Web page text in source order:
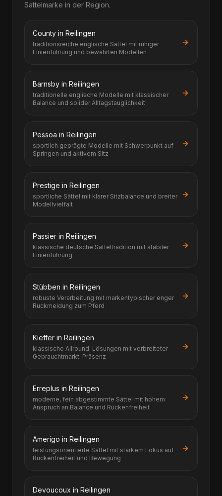
Sattelmarke in der Region.
County in Reilingen
traditionsreiche englische Sättel mit ruhiger
Linienführung und bewährten Modellen
Barnsby in Reilingen
traditionelle englische Modelle mit klassischer
Balance und solider Alltagstauglichkeit
Pessoa in Reilingen
sportlich geprägte Modelle mit Schwerpunkt auf
Springen und aktivem Sitz
Prestige in Reilingen
sportliche Sättel mit klarer Sitzbalance und breiter
Modellvielfalt
Passier in Reilingen
klassische deutsche Satteltradition mit stabiler
Linienführung
Stübben in Reilingen
robuste Verarbeitung mit markentypischer enger
Rückmeldung zum Pferd
Kieffer in Reilingen
klassische Allround-Lösungen mit verbreiteter
Gebrauchtmarkt-Präsenz
Erreplus in Reilingen
moderne, fein abgestimmte Sättel mit hohem
Anspruch an Balance und Rückenfreiheit
Amerigo in Reilingen
leistungsorientierte Sättel mit starkem Fokus auf
Rückenfreiheit und Bewegung
Devoucoux in Reilingen